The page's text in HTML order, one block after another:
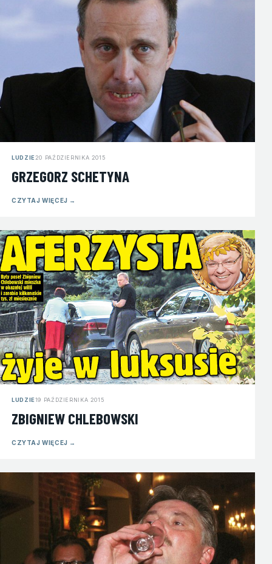
LUDZIE20 PAŹDZIERNIKA 2015
GRZEGORZ SCHETYNA
CZYTAJ WIĘCEJ →
LUDZIE19 PAŹDZIERNIKA 2015
ZBIGNIEW CHLEBOWSKI
CZYTAJ WIĘCEJ →